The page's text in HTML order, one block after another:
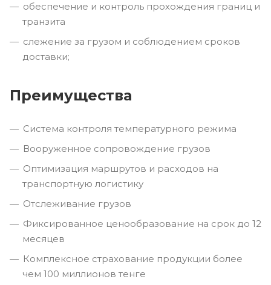
обеспечение и контроль прохождения границ и
транзита
слежение за грузом и соблюдением сроков
доставки;
Преимущества
Система контроля температурного режима
Вооруженное сопровождение грузов
Оптимизация маршрутов и расходов на
транспортную логистику
Отслеживание грузов
Фиксированное ценообразование на срок до 12
месяцев
Комплексное страхование продукции более
чем 100 миллионов тенге